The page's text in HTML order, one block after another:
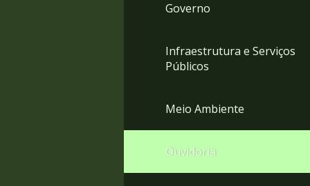
Governo
Infraestrutura e Serviços
Públicos
Meio Ambiente
Ouvidoria